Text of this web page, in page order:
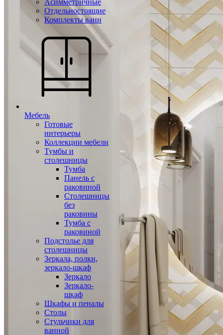
Асимметричные
Отдельностоящие
Комплекты ванн
Мебель
Готовые
интерьеры
Коллекции мебели
Тумбы и
столешницы
Тумба
Панель с
раковиной
Столешницы
без
раковины
Тумба с
раковиной
Подстолье для
столешницы
Зеркала, полки,
зеркало-шкаф
Зеркало
Зеркало-
шкаф
Шкафы и пеналы
Столы
Стульчики для
ванной